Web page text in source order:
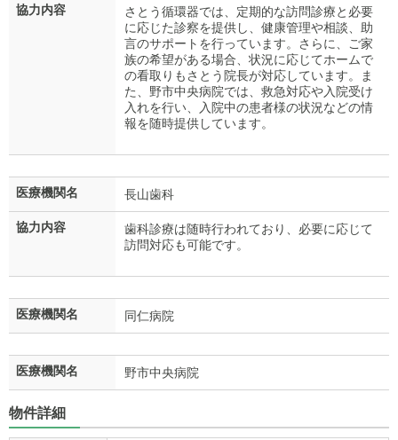
協力内容
さとう循環器では、定期的な訪問診療と必要
に応じた診察を提供し、健康管理や相談、助
言のサポートを行っています。さらに、ご家
族の希望がある場合、状況に応じてホームで
の看取りもさとう院長が対応しています。ま
た、野市中央病院では、救急対応や入院受け
入れを行い、入院中の患者様の状況などの情
報を随時提供しています。
医療機関名 長山歯科
協力内容
歯科診療は随時行われており、必要に応じて
訪問対応も可能です。
医療機関名 同仁病院
医療機関名 野市中央病院
物件詳細